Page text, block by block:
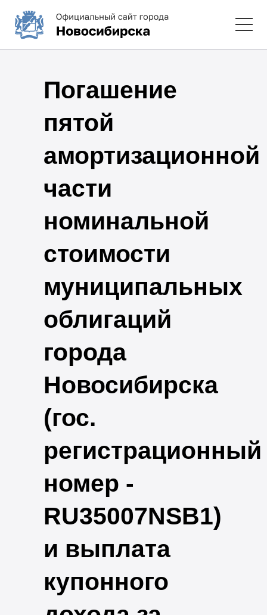
Погашение
пятой
амортизационной
части
номинальной
стоимости
муниципальных
облигаций
города
Новосибирска
(гос.
регистрационный
номер -
RU35007NSB1)
и выплата
купонного